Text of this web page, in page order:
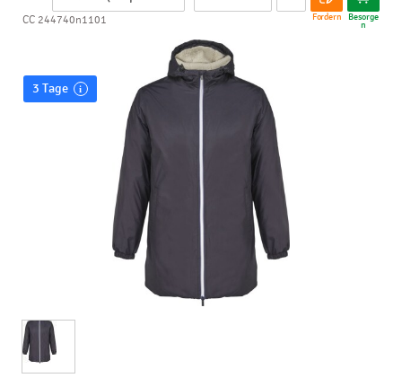
Fordern Besorge
n
CC 244740n1101
3 Tage